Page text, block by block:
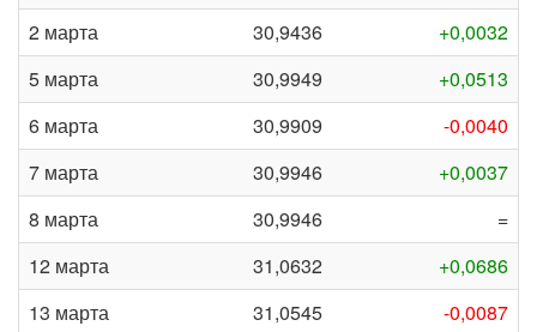
2 марта
30,9436
+0,0032
5 марта
30,9949
+0,0513
6 марта
30,9909
-0,0040
7 марта
30,9946
+0,0037
8 марта
30,9946
=
12 марта
31,0632
+0,0686
13 марта
31,0545
-0,0087